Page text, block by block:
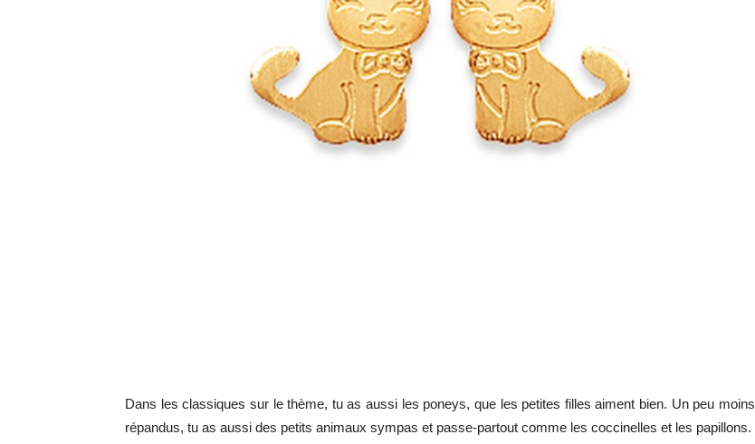
Dans les classiques sur le thème, tu as aussi les poneys, que les petites filles aiment bien. Un peu moins
répandus, tu as aussi des petits animaux sympas et passe-partout comme les coccinelles et les papillons.